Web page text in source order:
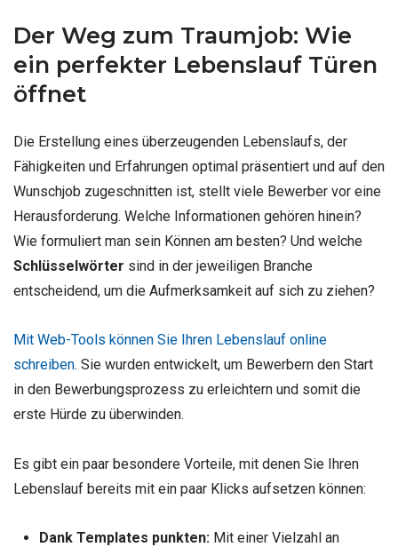
Der Weg zum Traumjob: Wie
ein perfekter Lebenslauf Türen
öffnet
Die Erstellung eines überzeugenden Lebenslaufs, der
Fähigkeiten und Erfahrungen optimal präsentiert und auf den
Wunschjob zugeschnitten ist, stellt viele Bewerber vor eine
Herausforderung. Welche Informationen gehören hinein?
Wie formuliert man sein Können am besten? Und welche
Schlüsselwörter sind in der jeweiligen Branche
entscheidend, um die Aufmerksamkeit auf sich zu ziehen?
Mit Web-Tools können Sie Ihren Lebenslauf online
schreiben. Sie wurden entwickelt, um Bewerbern den Start
in den Bewerbungsprozess zu erleichtern und somit die
erste Hürde zu überwinden.
Es gibt ein paar besondere Vorteile, mit denen Sie Ihren
Lebenslauf bereits mit ein paar Klicks aufsetzen können:
Dank Templates punkten:Mit einer Vielzahl an